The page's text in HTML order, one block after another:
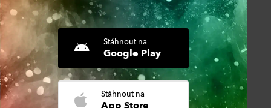
Stáhnout na
Google Play
Stáhnout na
App Store